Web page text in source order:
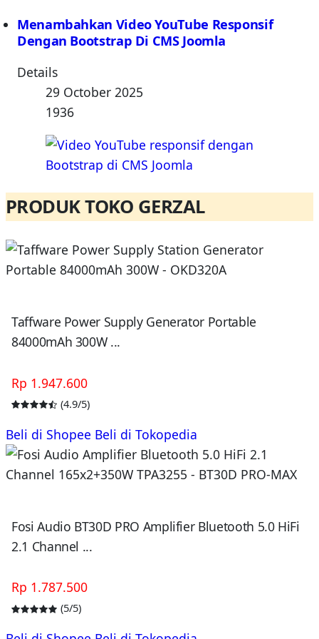
Menambahkan Video YouTube Responsif
Dengan Bootstrap Di CMS Joomla
Details
29 October 2025
1936
PRODUK TOKO GERZAL
Taffware Power Supply Generator Portable
84000mAh 300W ...
Rp 1.947.600
(4.9/5)
Beli di Shopee Beli di Tokopedia
Fosi Audio BT30D PRO Amplifier Bluetooth 5.0 HiFi
2.1 Channel ...
Rp 1.787.500
(5/5)